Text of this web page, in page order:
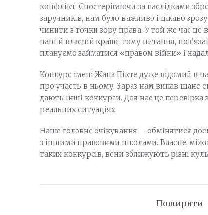
конфлікт. Спостерігаючи за наслідками
заручників, нам було важливо і цікаво
чинити з точки зору права. У той же час це
нашій власній країні, тому питання,
плануємо займатися «правом війни» і
Конкурс імені Жана Пікте дуже відомий в
про участь в ньому. Зараз нам випав шанс
дають інші конкурси. Для нас це перевірка
реальних ситуаціях.
Наше головне очікування – обмінятися
з іншими правовими школами. Власне,
таких конкурсів, вони зближують різні
Поширити